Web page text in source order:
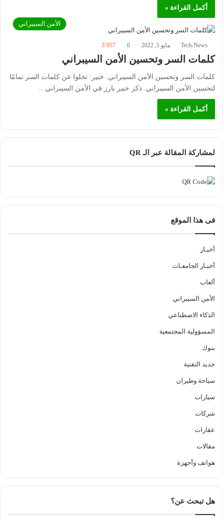
أكمل القراءة »
الأمن السيبراني
Tech-News مايو 5, 2022 0 3٬957
كلمات السر وتحسين الأمن السيبراني
كلمات السر وتحسين الأمن السيبراني. خبير: تخلوا عن كلمات السر تمامًا
لتحسين الأمن السيبراني. ذكر خبير بارز في الأمن السيبراني…
أكمل القراءة »
لمشاركة المقالة عبر الـ QR
فى هذا الموقع
أخبـار
أخبـار الجامعـات
ألعاب
الأمن السيبراني
الذكاء الاصطناعي
المسؤولية المجتمعية
بنوك
جديد التقنية
سياحة وطيران
سيارات
شركات
عقارات
مقالات
هواتف وأجهزة
هل تبحث عن؟